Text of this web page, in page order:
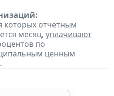
которых отчетным
месяц, уплачивают
по
ценным